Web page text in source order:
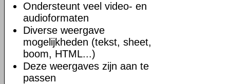
Ondersteunt veel video- en
audioformaten
Diverse weergave
mogelijkheden (tekst, sheet,
boom, HTML...)
Deze weergaves zijn aan te
passen